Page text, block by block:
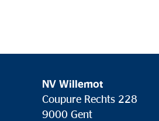
NV Willemot
Coupure Rechts 228
9000 Gent